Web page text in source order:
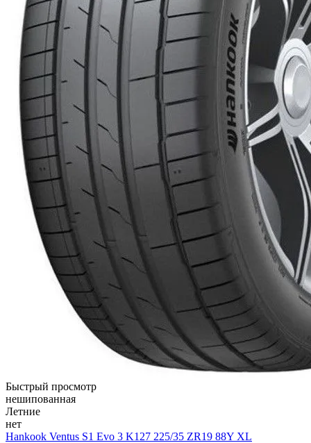
Быстрый просмотр
нешипованная
Летние
нет
Hankook Ventus S1 Evo 3 K127 225/35 ZR19 88Y XL